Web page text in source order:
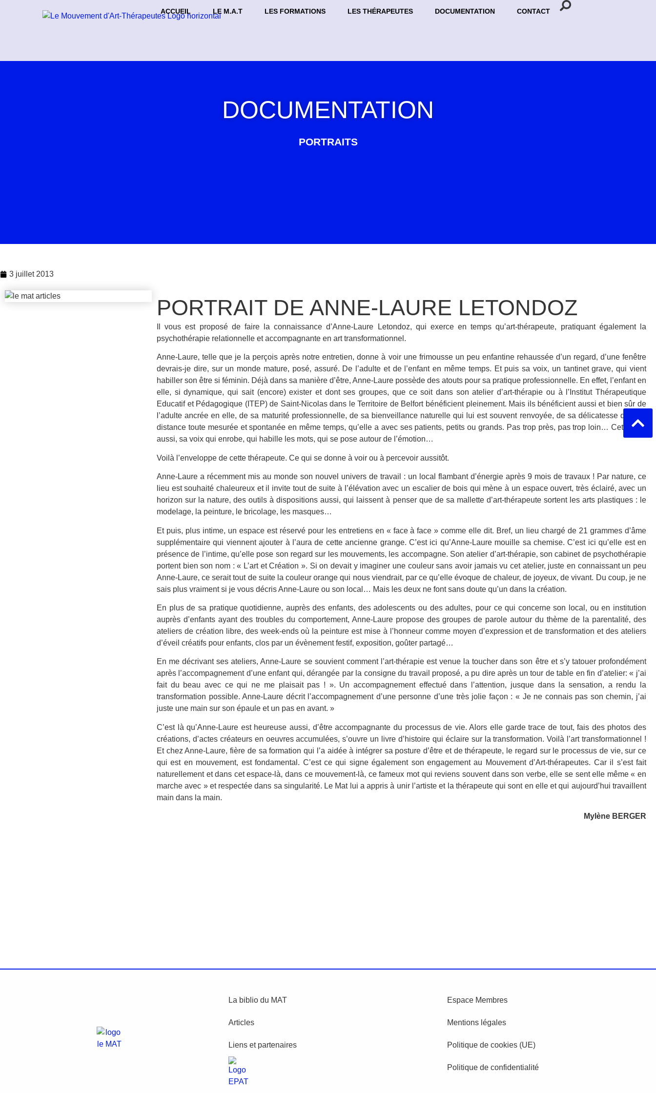
ACCUEIL LE M.A.T LES FORMATIONS LES THÉRAPEUTES DOCUMENTATION CONTACT
DOCUMENTATION
PORTRAITS
3 juillet 2013
PORTRAIT DE ANNE-LAURE LETONDOZ
Il vous est proposé de faire la connaissance d’Anne-Laure Letondoz, qui exerce en temps qu’art-thérapeute, pratiquant également la
psychothérapie relationnelle et accompagnante en art transformationnel.
Anne-Laure, telle que je la perçois après notre entretien, donne à voir une frimousse un peu enfantine rehaussée d’un regard, d’une fenêtre
devrais-je dire, sur un monde mature, posé, assuré. De l’adulte et de l’enfant en même temps. Et puis sa voix, un tantinet grave, qui vient
habiller son être si féminin. Déjà dans sa manière d’être, Anne-Laure possède des atouts pour sa pratique professionnelle. En effet, l’enfant en
elle, si dynamique, qui sait (encore) exister et dont ses groupes, que ce soit dans son atelier d’art-thérapie ou à l’Institut Thérapeutique
Educatif et Pédagogique (ITEP) de Saint-Nicolas dans le Territoire de Belfort bénéficient pleinement. Mais ils bénéficient aussi et bien sûr de
l’adulte ancrée en elle, de sa maturité professionnelle, de sa bienveillance naturelle qui lui est souvent renvoyée, de sa délicatesse dans la
distance toute mesurée et spontanée en même temps, qu’elle a avec ses patients, petits ou grands. Pas trop près, pas trop loin… Cette voix
aussi, sa voix qui enrobe, qui habille les mots, qui se pose autour de l’émotion…
Voilà l’enveloppe de cette thérapeute. Ce qui se donne à voir ou à percevoir aussitôt.
Anne-Laure a récemment mis au monde son nouvel univers de travail : un local flambant d’énergie après 9 mois de travaux ! Par nature, ce
lieu est souhaité chaleureux et il invite tout de suite à l’élévation avec un escalier de bois qui mène à un espace ouvert, très éclairé, avec un
horizon sur la nature, des outils à dispositions aussi, qui laissent à penser que de sa mallette d’art-thérapeute sortent les arts plastiques : le
modelage, la peinture, le bricolage, les masques…
Et puis, plus intime, un espace est réservé pour les entretiens en « face à face » comme elle dit. Bref, un lieu chargé de 21 grammes d’âme
supplémentaire qui viennent ajouter à l’aura de cette ancienne grange. C’est ici qu’Anne-Laure mouille sa chemise. C’est ici qu’elle est en
présence de l’intime, qu’elle pose son regard sur les mouvements, les accompagne. Son atelier d’art-thérapie, son cabinet de psychothérapie
portent bien son nom : « L’art et Création ». Si on devait y imaginer une couleur sans avoir jamais vu cet atelier, juste en connaissant un peu
Anne-Laure, ce serait tout de suite la couleur orange qui nous viendrait, par ce qu’elle évoque de chaleur, de joyeux, de vivant. Du coup, je ne
sais plus vraiment si je vous décris Anne-Laure ou son local… Mais les deux ne font sans doute qu’un dans la création.
En plus de sa pratique quotidienne, auprès des enfants, des adolescents ou des adultes, pour ce qui concerne son local, ou en institution
auprès d’enfants ayant des troubles du comportement, Anne-Laure propose des groupes de parole autour du thème de la parentalité, des
ateliers de création libre, des week-ends où la peinture est mise à l’honneur comme moyen d’expression et de transformation et des ateliers
d’éveil créatifs pour enfants, clos par un évènement festif, exposition, goûter partagé…
En me décrivant ses ateliers, Anne-Laure se souvient comment l’art-thérapie est venue la toucher dans son être et s’y tatouer profondément
après l’accompagnement d’une enfant qui, dérangée par la consigne du travail proposé, a pu dire après un tour de table en fin d’atelier: « j’ai
fait du beau avec ce qui ne me plaisait pas ! ». Un accompagnement effectué dans l’attention, jusque dans la sensation, a rendu la
transformation possible. Anne-Laure décrit l’accompagnement d’une personne d’une très jolie façon : « Je ne connais pas son chemin, j’ai
juste une main sur son épaule et un pas en avant. »
C’est là qu’Anne-Laure est heureuse aussi, d’être accompagnante du processus de vie. Alors elle garde trace de tout, fais des photos des
créations, d’actes créateurs en oeuvres accumulées, s’ouvre un livre d’histoire qui éclaire sur la transformation. Voilà l’art transformationnel !
Et chez Anne-Laure, fière de sa formation qui l’a aidée à intégrer sa posture d’être et de thérapeute, le regard sur le processus de vie, sur ce
qui est en mouvement, est fondamental. C’est ce qui signe également son engagement au Mouvement d’Art-thérapeutes. Car il s’est fait
naturellement et dans cet espace-là, dans ce mouvement-là, ce fameux mot qui reviens souvent dans son verbe, elle se sent elle même « en
marche avec » et respectée dans sa singularité. Le Mat lui a appris à unir l’artiste et la thérapeute qui sont en elle et qui aujourd’hui travaillent
main dans la main.
Mylène BERGER
La biblio du MAT
Articles
Liens et partenaires
Espace Membres
Mentions légales
Politique de cookies (UE)
Politique de confidentialité